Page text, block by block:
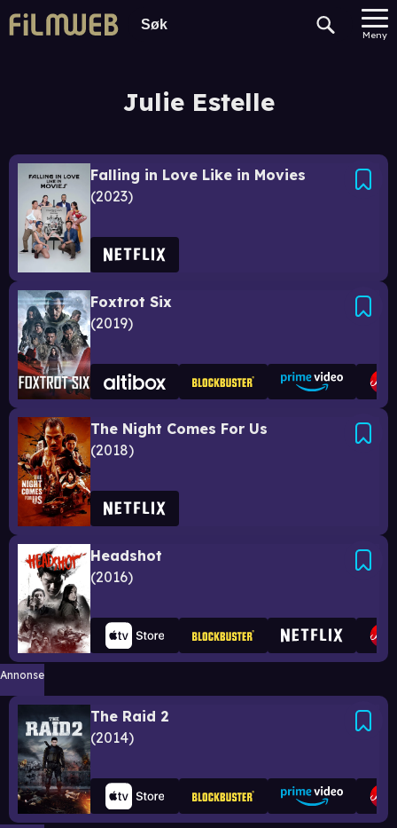
Meny
Julie Estelle
Falling in Love Like in Movies
2023
Foxtrot Six
2019
The Night Comes For Us
2018
Headshot
2016
Annonse
The Raid 2
2014